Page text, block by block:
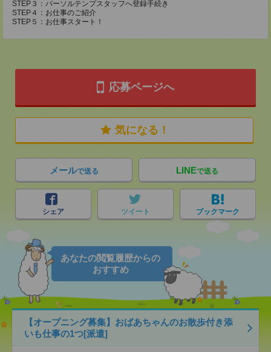
STEP３：パーソルテンプスタッフへ登録手続き
STEP４：お仕事のご紹介
STEP５：お仕事スタート！
応募ページへ
気になる！
メールで送る LINEで送る
シェア ツイート ブックマーク
あなたの閲覧履歴からの
おすすめ
【オープニング募集】おばあちゃんのお散歩付き添
いも仕事の1つ[派遣]